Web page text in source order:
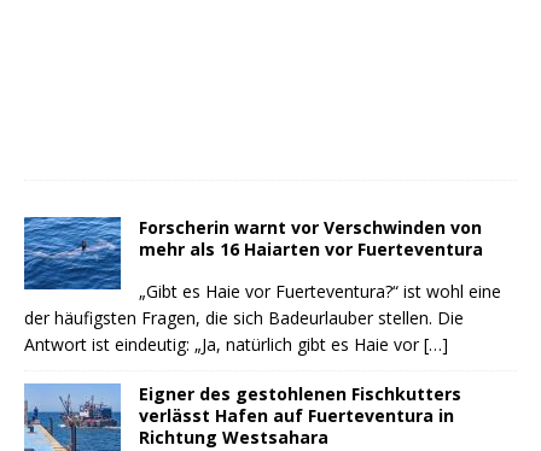
Forscherin warnt vor Verschwinden von
mehr als 16 Haiarten vor Fuerteventura
„Gibt es Haie vor Fuerteventura?“ ist wohl eine
der häufigsten Fragen, die sich Badeurlauber stellen. Die
Antwort ist eindeutig: „Ja, natürlich gibt es Haie vor[…]
Eigner des gestohlenen Fischkutters
verlässt Hafen auf Fuerteventura in
Richtung Westsahara